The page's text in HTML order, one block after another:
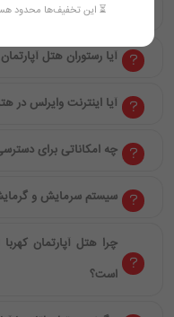
چه امکاناتی در
آیا رستوران هتل
آیا اینترنت وایرلس در
چه امکاناتی برای
سیستم سرمایش و
چرا هتل آپارتمان
است؟
⏳ این تخفیف‌ها محدود